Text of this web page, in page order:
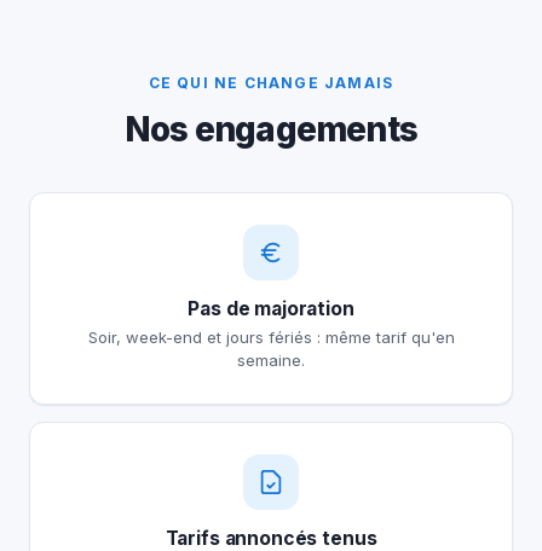
CE QUI NE CHANGE JAMAIS
Nos engagements
Pas de majoration
Soir, week-end et jours fériés : même tarif qu'en
semaine.
Tarifs annoncés tenus